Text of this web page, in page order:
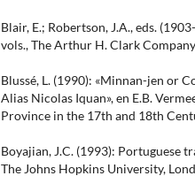
Blair, E.; Robertson, J.A., eds.
vols., The Arthur H. Clark
Blussé, L. (1990): «Minnan-jen or
Alias Nicolas Iquan», en E.B.
Province in the 17th and 18th
Boyajian, J.C. (1993): Portuguese
The Johns Hopkins University,